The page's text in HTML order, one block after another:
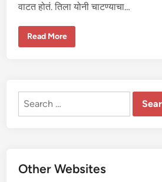
वाटत होतं. तिला योनी चाटण्याचा…
मै
नो
क
रि
णी
क
सं
Read More
Search
Other Websites